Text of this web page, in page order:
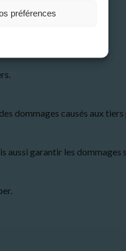
préférences
dommages causés aux
aussi garantir les dommages